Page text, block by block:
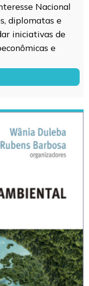
Nacional
diplomatas e
iniciativas de
e